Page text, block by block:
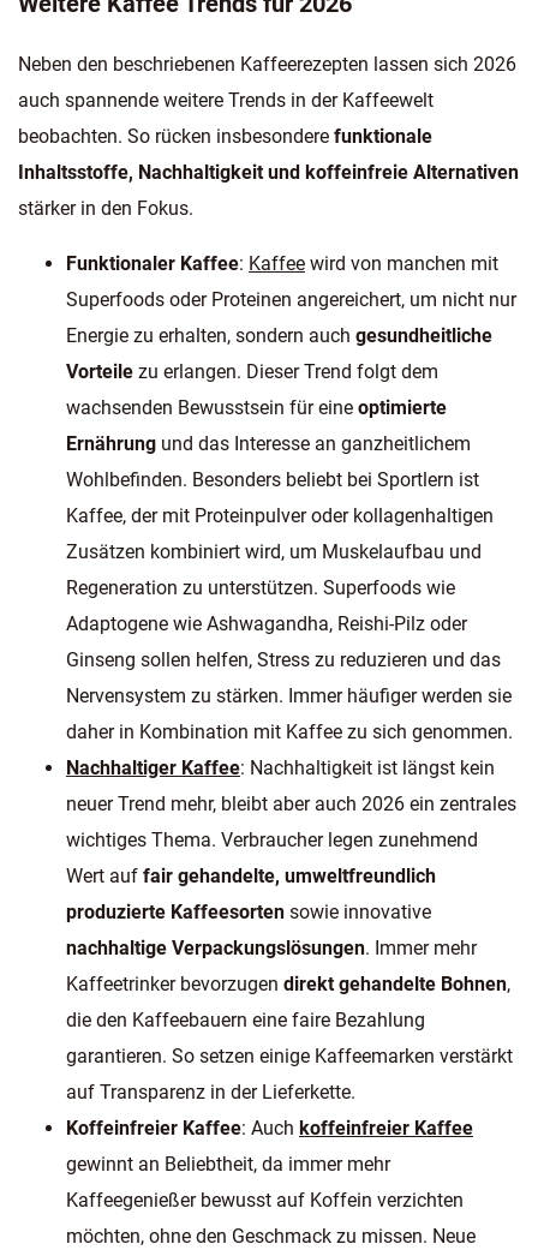
Neben den beschriebenen Kaffeerezepten lassen sich 2026
auch spannende weitere Trends in der Kaffeewelt
beobachten. So rücken insbesondere funktionale
Inhaltsstoffe, Nachhaltigkeit und koffeinfreie Alternativen
stärker in den Fokus.
Funktionaler Kaffee: Kaffee wird von manchen mit
Superfoods oder Proteinen angereichert, um nicht nur
Energie zu erhalten, sondern auch gesundheitliche
Vorteile zu erlangen. Dieser Trend folgt dem
wachsenden Bewusstsein für eine optimierte
Ernährung und das Interesse an ganzheitlichem
Wohlbefinden. Besonders beliebt bei Sportlern ist
Kaffee, der mit Proteinpulver oder kollagenhaltigen
Zusätzen kombiniert wird, um Muskelaufbau und
Regeneration zu unterstützen. Superfoods wie
Adaptogene wie Ashwagandha, Reishi-Pilz oder
Ginseng sollen helfen, Stress zu reduzieren und das
Nervensystem zu stärken. Immer häufiger werden sie
daher in Kombination mit Kaffee zu sich genommen.
Nachhaltiger Kaffee: Nachhaltigkeit ist längst kein
neuer Trend mehr, bleibt aber auch 2026 ein zentrales
wichtiges Thema. Verbraucher legen zunehmend
Wert auf fair gehandelte, umweltfreundlich
produzierte Kaffeesorten sowie innovative
nachhaltige Verpackungslösungen. Immer mehr
Kaffeetrinker bevorzugen direkt gehandelte Bohnen,
die den Kaffeebauern eine faire Bezahlung
garantieren. So setzen einige Kaffeemarken verstärkt
auf Transparenz in der Lieferkette.
Koffeinfreier Kaffee: Auch koffeinfreier Kaffee
gewinnt an Beliebtheit, da immer mehr
Kaffeegenießer bewusst auf Koffein verzichten
möchten, ohne den Geschmack zu missen. Neue